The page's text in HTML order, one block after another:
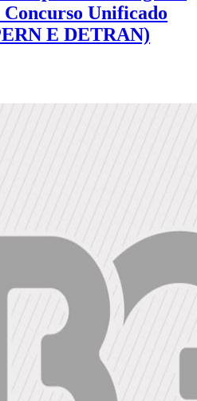
Concurso Unificado
E DETRAN)